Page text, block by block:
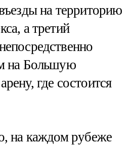
на территорию
а третий
на Большую
где состоится
на каждом рубеже